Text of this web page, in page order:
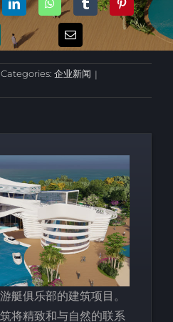
Categories: 企业新闻 |
艇俱乐部的建筑项目。
将精致和与自然的联系